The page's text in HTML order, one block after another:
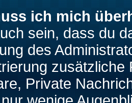
ich mich
sein, dass du
des
Private